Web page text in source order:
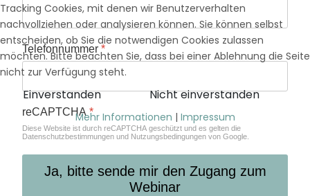
Telefonnummer *
reCAPTCHA *
Diese Website ist durch reCAPTCHA geschützt und es gelten die
Datenschutzbestimmungen und Nutzungsbedingungen von Google.
Ja, bitte sende mir den Zugang zum
Webinar
Tracking Cookies, mit denen wir Benutzerverhalten
nachvollziehen oder analysieren können. Sie können selbst
entscheiden, ob Sie die notwendigen Cookies zulassen
möchten. Bitte beachten Sie, dass bei einer Ablehnung die Seite
nicht zur Verfügung steht.
Einverstanden Nicht einverstanden
Mehr Informationen | Impressum